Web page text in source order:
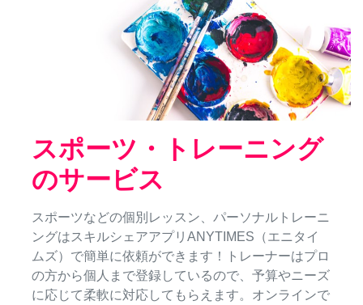
スポーツ・トレーニング
のサービス
スポーツなどの個別レッスン、パーソナルトレーニ
ングはスキルシェアアプリANYTIMES（エニタイ
ムズ）で簡単に依頼ができます！トレーナーはプロ
の方から個人まで登録しているので、予算やニーズ
に応じて柔軟に対応してもらえます。オンラインで